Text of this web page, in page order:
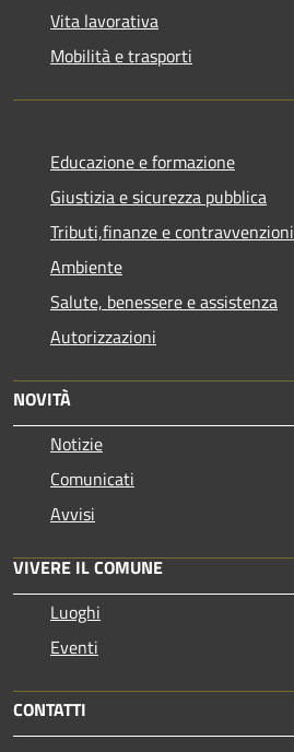
Vita lavorativa
Mobilità e trasporti
Educazione e formazione
Giustizia e sicurezza pubblica
Tributi,finanze e contravvenzioni
Ambiente
Salute, benessere e assistenza
Autorizzazioni
NOVITÀ
Notizie
Comunicati
Avvisi
VIVERE IL COMUNE
Luoghi
Eventi
CONTATTI